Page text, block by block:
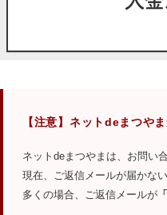
【注意】ネットdeまつや
ネットdeまつやまは、お問い
現在、ご返信メールが届かな
多くの場合、ご返信メールが